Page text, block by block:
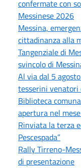
confermate con
Messinese 2026
Messina,
cittadinanza alla
Tangenziale di
svincolo di
Al via dal 5
tesserini
Biblioteca
apertura nel
Rinviata la terza
Pescespada”
Rally Tirreno-
di presentazione